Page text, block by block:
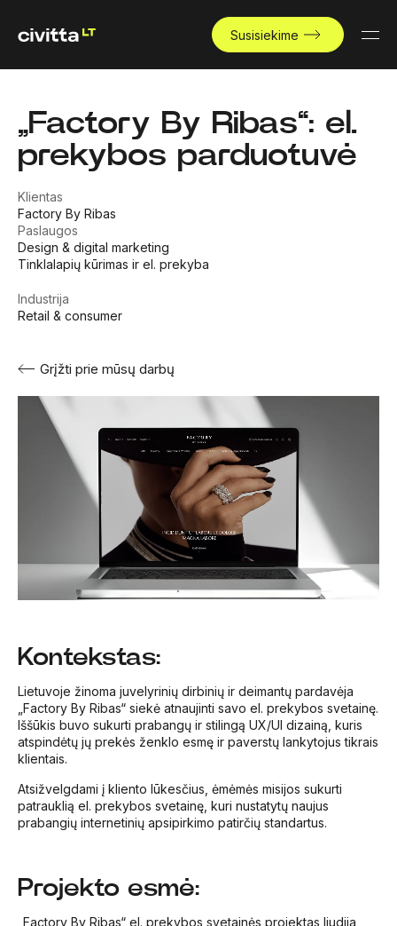
Susisiekime
„Factory By Ribas“: el.
prekybos parduotuvė
Klientas
Factory By Ribas
Paslaugos
Design & digital marketing
Tinklalapių kūrimas ir el. prekyba
Industrija
Retail & consumer
Grįžti prie mūsų darbų
Kontekstas:
Lietuvoje žinoma juvelyrinių dirbinių ir deimantų pardavėja
„Factory By Ribas“ siekė atnaujinti savo el. prekybos svetainę.
Iššūkis buvo sukurti prabangų ir stilingą UX/UI dizainą, kuris
atspindėtų jų prekės ženklo esmę ir paverstų lankytojus tikrais
klientais.
Atsižvelgdami į kliento lūkesčius, ėmėmės misijos sukurti
patrauklią el. prekybos svetainę, kuri nustatytų naujus
prabangių internetinių apsipirkimo patirčių standartus.
Projekto esmė:
„Factory By Ribas“ el. prekybos svetainės projektas liudija